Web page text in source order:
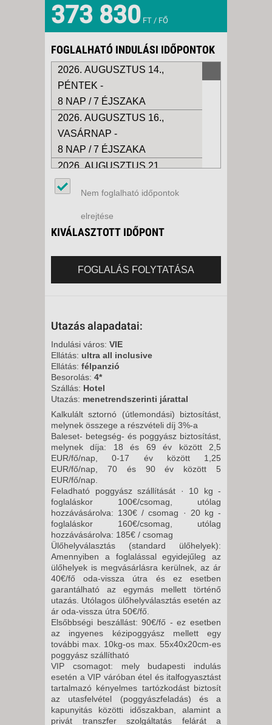
373 830 FT / FŐ
FOGLALHATÓ INDULÁSI IDŐPONTOK
2026. AUGUSZTUS 14.,
PÉNTEK -
8 NAP / 7 ÉJSZAKA
2026. AUGUSZTUS 16.,
VASÁRNAP -
8 NAP / 7 ÉJSZAKA
2026. AUGUSZTUS 21.,
PÉNTEK -
8 NAP / 7 ÉJSZAKA
2026. AUGUSZTUS 23.,
VASÁRNAP -
2026. AUGUSZTUS 28.,
PÉNTEK -
8 NAP / 7 ÉJSZAKA
2026. SZEPTEMBER 06.,
VASÁRNAP -
8 NAP / 7 ÉJSZAKA
2026. SZEPTEMBER 11.,
PÉNTEK -
8 NAP / 7 ÉJSZAKA
2026. SZEPTEMBER 13.,
VASÁRNAP -
8 NAP / 7 ÉJSZAKA
2026. SZEPTEMBER 18.,
PÉNTEK -
8 NAP / 7 ÉJSZAKA
2026. SZEPTEMBER 20.,
VASÁRNAP -
8 NAP / 7 ÉJSZAKA
2026. SZEPTEMBER 25.,
PÉNTEK -
8 NAP / 7 ÉJSZAKA
2026. SZEPTEMBER 27.,
VASÁRNAP -
8 NAP / 7 ÉJSZAKA
2026. OKTÓBER 02., PÉNTEK -
8 NAP / 7 ÉJSZAKA
Nem foglalható időpontok
elrejtése
KIVÁLASZTOTT IDŐPONT
FOGLALÁS FOLYTATÁSA
Utazás alapadatai:
Indulási város: VIE
Ellátás: ultra all inclusive
Ellátás: félpanzió
Besorolás: 4*
Szállás: Hotel
Utazás: menetrendszerinti járattal
Kalkulált sztornó (útlemondási) biztosítást,
melynek összege a részvételi díj 3%-a
Baleset- betegség- és poggyász biztosítást,
melynek díja: 18 és 69 év között 2,5
EUR/fő/nap, 0-17 év között 1,25
EUR/fő/nap, 70 és 90 év között 5
EUR/fő/nap.
Feladható poggyász szállítását · 10 kg -
foglaláskor 100€/csomag, utólag
hozzávásárolva: 130€ / csomag · 20 kg -
foglaláskor 160€/csomag, utólag
hozzávásárolva: 185€ / csomag
Ülőhelyválasztás (standard ülőhelyek):
Amennyiben a foglalással egyidejűleg az
ülőhelyek is megvásárlásra kerülnek, az ár
40€/fő oda-vissza útra és ez esetben
garantálható az egymás mellett történő
utazás. Utólagos ülőhelyválasztás esetén az
ár oda-vissza útra 50€/fő.
Elsőbbségi beszállást: 90€/fő - ez esetben
az ingyenes kézipoggyász mellett egy
további max. 10kg-os max. 55x40x20cm-es
poggyász szállítható
VIP csomagot: mely budapesti indulás
esetén a VIP váróban étel és italfogyasztást
tartalmazó kényelmes tartózkodást biztosít
az utasfelvétel (poggyászfeladás) és a
kapunyitás közötti időszakban, alamint a
privát transzfer szolgáltatás felárát a